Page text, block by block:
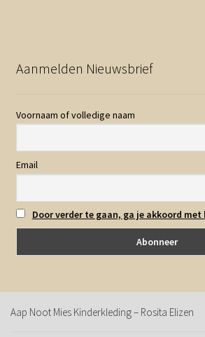
Aanmelden Nieuwsbrief
Voornaam of volledige naam
Email
Door verder te gaan, ga je akkoord
Aap Noot Mies Kinderkleding – Rosita Elizen